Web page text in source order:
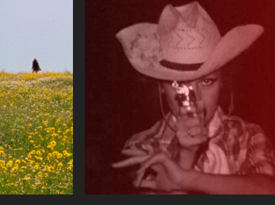
detención de ”El Robin Hood de Vallecas”, el
líder de ”la banda de las alcantarillas”. Siente
entonces que ha encontrado la oportunidad
para cumplir su sueño. Le manda una carta a
la cárcel donde cumple condena. Contra todo
pron (...)